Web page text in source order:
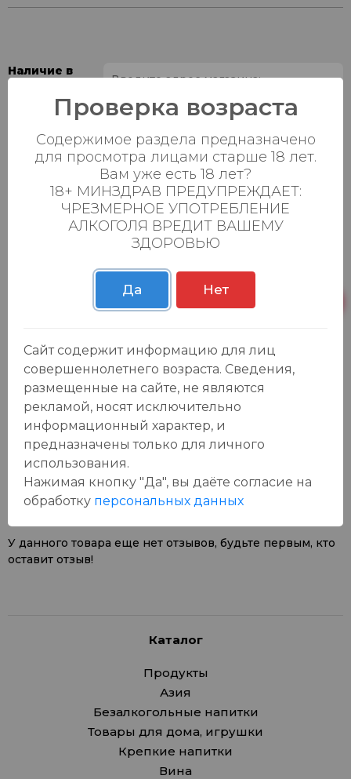
Наличие в
Ваш город:
Батыршина 20Б
Пн-Вс с 08:00 до
23:00
Магистральная 22д
Пн-Вс с 08:00 до
23:00
6 шт.
Пн-Вс с 09:00 до
23:00
Пн-Вс с 09:00 до
23:00
Отзывы:
У данного товара еще нет отзывов, будьте первым, кто
оставит отзыв!
Каталог
Продукты
Азия
Безалкогольные напитки
Товары для дома, игрушки
Крепкие напитки
Вина
Проверка возраста
Содержимое раздела предназначено
для просмотра лицами старше 18 лет.
Вам уже есть 18 лет?
18+ МИНЗДРАВ ПРЕДУПРЕЖДАЕТ:
ЧРЕЗМЕРНОЕ УПОТРЕБЛЕНИЕ
АЛКОГОЛЯ ВРЕДИТ ВАШЕМУ
ЗДОРОВЬЮ
Да Нет
Сайт содержит информацию для лиц
совершеннолетнего возраста. Сведения,
размещенные на сайте, не являются
рекламой, носят исключительно
информационный характер, и
предназначены только для личного
использования.
Нажимая кнопку "Да", вы даёте cогласие на
обработку персональных данных